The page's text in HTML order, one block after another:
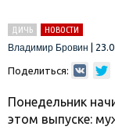
ДИЧЬ
НОВОСТИ
Владимир Бровин
Поделиться:
Понедельник
этом выпуске: